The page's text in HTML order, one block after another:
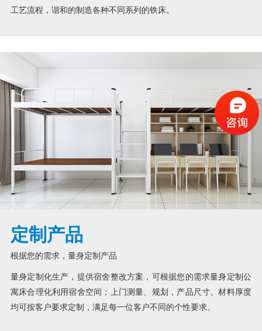
工艺流程，谐和的制造各种不同系列的铁床。
定制产品
根据您的需求，量身定制产品
量身定制化生产，提供宿舍整改方案，可根据您的需求量身定制公
寓床合理化利用宿舍空间；上门测量、规划，产品尺寸、材料厚度
均可按客户要求定制，满足每一位客户不同的个性要求。